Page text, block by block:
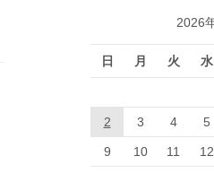
2026
日 月 火 水
2 3 4 5
9 10 11 12